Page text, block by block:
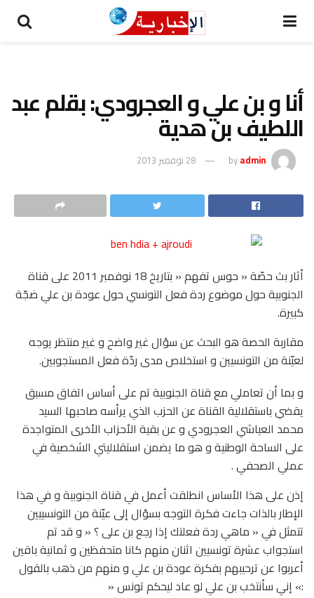
أنا و بن علي و العجرودي: بقلم عبد
اللطيف بن هدية
byadmin 28 نوفمبر 2013
أثار بث حصّة « حوس تفهم « بتاريخ 18 نوفمبر 2011 على قناة
الجنوبية حول موضوع ردة فعل التونسي حول عودة بن علي ضجّة
كبيرة.
مقاربة الحصة هو البحث عن سؤال غير واضح و غير منتظر يوجه
لعيّنة من التونسيين و استخلاص مدى ردّة فعل المستجوبين.
و بما أن تعاملي مع قناة الجنوبية تم على أساس اتفاق مسبق
يقضي باستقلالية القناة عن الحزب الذي يرأسه صاحبها السيد
محمد العياشي العجرودي و عن بقية الأحزاب الأخرى المتواجدة
على الساحة الوطنية و هو ما يضمن استقلاليتي الشخصية في
عملي الصحفي .
إذن على هذا الأساس انطلقت أعمل في قناة الجنوبية و في هذا
الإطار بالذات جاءت فكرة التوجه بسؤال إلى عيّنة من التونسييين
تتمثل في « ماهي ردة فعلتك إذا رجع بن على ؟ « و قد تم
استجواب عشرة تونسيين اثنان منهم كانا متحفظين و ثمانية باقين
أعربوا عن ترحيبهم بفكرة عودة بن علي و منهم من ذهب بالقول
:» إني سأنتخب بن علي لو عاد ليحكم تونس «